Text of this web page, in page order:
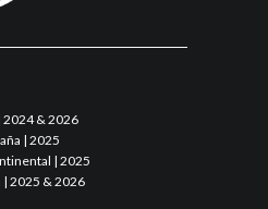
2024 & 2026
| 2025
| 2025
| 2025 & 2026